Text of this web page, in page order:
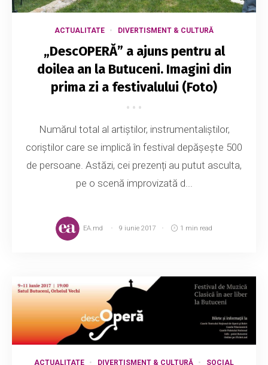
ACTUALITATE DIVERTISMENT & CULTURĂ
„DescOPERĂ” a ajuns pentru al
doilea an la Butuceni. Imagini din
prima zi a festivalului (Foto)
Numărul total al artiștilor, instrumentaliștilor,
coriștilor care se implică în festival depășește 500
de persoane. Astăzi, cei prezenți au putut asculta,
pe o scenă improvizată d...
EA.md 9 iunie 2017 1 min read
ACTUALITATE DIVERTISMENT & CULTURĂ SOCIAL